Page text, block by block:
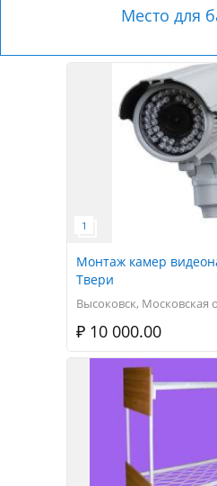
Место для
Монтаж камер видеонаблюдения в
Твери
Высоковск, Московская
₽ 10 000.00